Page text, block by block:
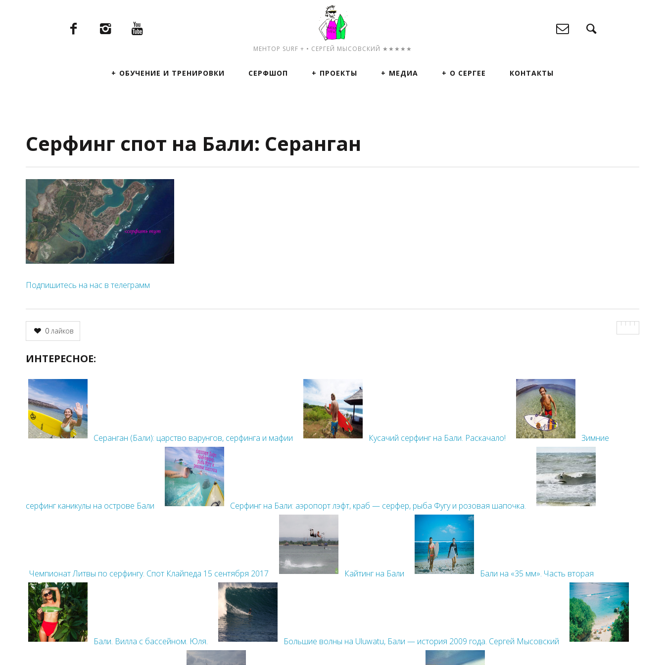
МЕНТОР SURF + • СЕРГЕЙ МЫСОВСКИЙ ★★★★★
ОБУЧЕНИЕ И ТРЕНИРОВКИ СЕРФШОП ПРОЕКТЫ МЕДИА О СЕРГЕЕ КОНТАКТЫ
Серфинг спот на Бали: Серанган
Подпишитесь на нас в телеграмм
0лайков
ИНТЕРЕСНОЕ:
Серанган (Бали): царство варунгов, серфинга и мафии Кусачий серфинг на Бали. Раскачало! Зимние
серфинг каникулы на острове Бали Серфинг на Бали: аэропорт лэфт, краб — серфер, рыба Фугу и розовая шапочка.
Чемпионат Литвы по серфингу. Спот Клайпеда 15 сентября 2017 Кайтинг на Бали Бали на «35 мм». Часть вторая
Бали. Вилла с бассейном. Юля. Большие волны на Uluwatu, Бали — история 2009 года. Сергей Мысовский